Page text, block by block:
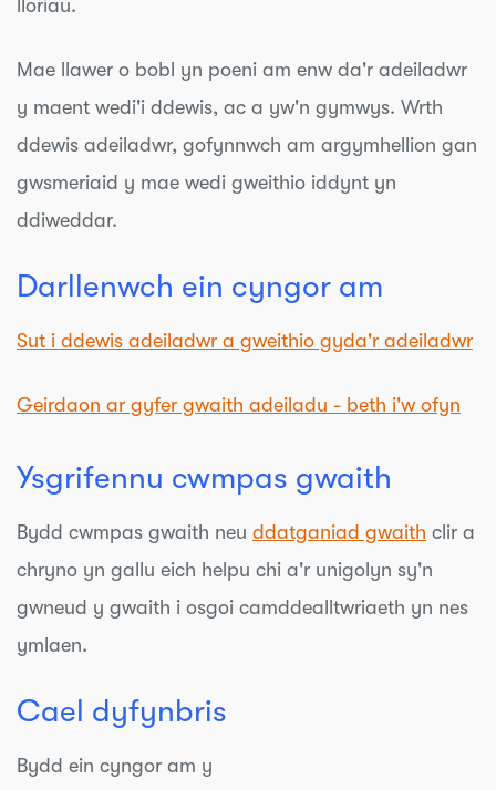
lloriau.
Mae llawer o bobl yn poeni am enw da'r adeiladwr
y maent wedi'i ddewis, ac a yw'n gymwys. Wrth
ddewis adeiladwr, gofynnwch am argymhellion gan
gwsmeriaid y mae wedi gweithio iddynt yn
ddiweddar.
Darllenwch ein cyngor am
Sut i ddewis adeiladwr a gweithio gyda'r adeiladwr
Geirdaon ar gyfer gwaith adeiladu - beth i'w ofyn
Ysgrifennu cwmpas gwaith
Bydd cwmpas gwaith neu ddatganiad gwaith clir a
chryno yn gallu eich helpu chi a'r unigolyn sy'n
gwneud y gwaith i osgoi camddealltwriaeth yn nes
ymlaen.
Cael dyfynbris
Bydd ein cyngor am y